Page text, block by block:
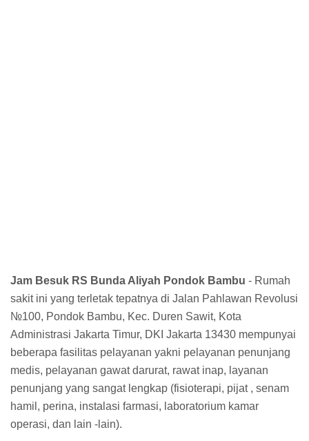
Jam Besuk RS Bunda Aliyah Pondok Bambu - Rumah
sakit ini yang terletak tepatnya di Jalan Pahlawan Revolusi
№100, Pondok Bambu, Kec. Duren Sawit, Kota
Administrasi Jakarta Timur, DKI Jakarta 13430 mempunyai
beberapa fasilitas pelayanan yakni pelayanan penunjang
medis, pelayanan gawat darurat, rawat inap, layanan
penunjang yang sangat lengkap (fisioterapi, pijat , senam
hamil, perina, instalasi farmasi, laboratorium kamar
operasi, dan lain -lain).